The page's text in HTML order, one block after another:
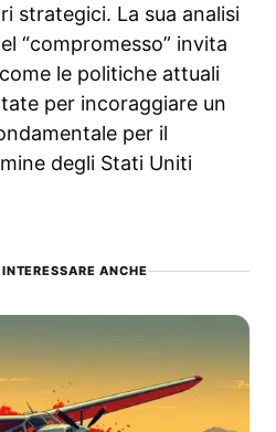
strategici. La sua analisi
“compromesso” invita
le politiche attuali
per incoraggiare un
per il
degli Stati Uniti
ANCHE